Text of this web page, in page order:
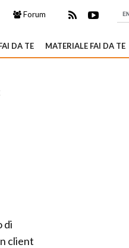
Forum
DA TE MATERIALE FAI DA TE
di
client